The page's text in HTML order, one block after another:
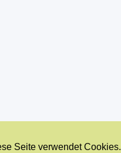
Seite verwendet Cookies.